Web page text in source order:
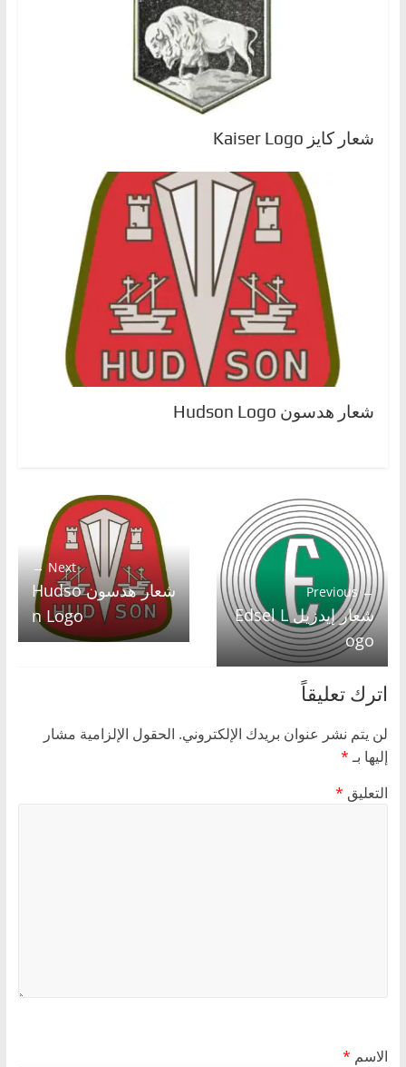
شعار كايز Kaiser Logo
شعار هدسون Hudson Logo
← Previous
شعار إيدزيل Edsel L
ogo
Next →
شعار هدسون Hudso
n Logo
اترك تعليقاً
لن يتم نشر عنوان بريدك الإلكتروني. الحقول الإلزامية مشار
إليها بـ*
التعليق *
الاسم *